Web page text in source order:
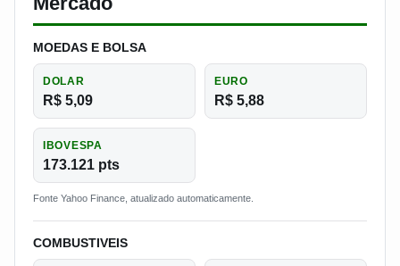
MOEDAS E BOLSA
DOLAR
R$ 5,09
EURO
R$ 5,88
IBOVESPA
173.121 pts
Fonte Yahoo Finance, atualizado automaticamente.
COMBUSTIVEIS